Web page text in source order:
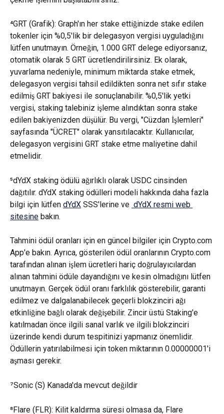
⁴GRT (Grafik): Graph'ın her stake ettiğinizde stake edilen
tokenler için %0,5'lik bir delegasyon vergisi uyguladığını
lütfen unutmayın. Örneğin, 1.000 GRT delege ediyorsanız,
otomatik olarak 5 GRT ücretlendirilirsiniz. Ek olarak,
yuvarlama nedeniyle, minimum miktarda stake etmek,
delegasyon vergisi tahsil edildikten sonra net sıfır stake
edilmiş GRT bakiyesi ile sonuçlanabilir. %0,5'lik yetki
vergisi, staking talebiniz işleme alındıktan sonra stake
edilen bakiyenizden düşülür. Bu vergi, "Cüzdan İşlemleri"
sayfasında "ÜCRET" olarak yansıtılacaktır. Kullanıcılar,
delegasyon vergisini GRT stake etme maliyetine dahil
etmelidir.
⁵dYdX staking ödülü ağırlıklı olarak USDC cinsinden
dağıtılır. dYdX staking ödülleri modeli hakkında daha fazla
bilgi için lütfen dYdX SSS'lerine ve dYdX resmi web
sitesine bakın.
Tahmini ödül oranları için en güncel bilgiler için Crypto.com
App'e bakın. Ayrıca, gösterilen ödül oranlarının Crypto.com
tarafından alınan işlem ücretleri hariç doğrulayıcılardan
alınan tahmini ödüle dayandığını ve kesin olmadığını lütfen
unutmayın. Gerçek ödül oranı farklılık gösterebilir, garanti
edilmez ve dalgalanabilecek geçerli blokzinciri ağı
etkinliğine bağlı olarak değişebilir. Zincir üstü Staking'e
katılmadan önce ilgili sanal varlık ve ilgili blokzinciri
üzerinde kendi durum tespitinizi yapmanız önemlidir.
Ödüllerin yatırılabilmesi için token miktarının 0.00000001'i
aşması gerekir.
⁷Sonic (S) Kanada'da mevcut değildir
⁸Flare (FLR): Kilit kaldırma süresi olmasa da, Flare